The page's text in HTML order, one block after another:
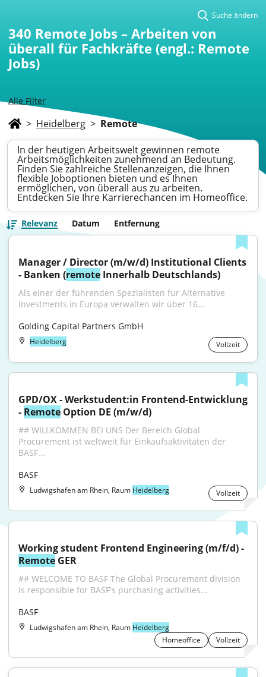
Alle Filter
Suche ändern
340 Remote Jobs – Arbeiten von
überall für Fachkräfte (engl.: Remote
Jobs)
> Heidelberg > Remote
In der heutigen Arbeitswelt gewinnen remote
Arbeitsmöglichkeiten zunehmend an Bedeutung.
Finden Sie zahlreiche Stellenanzeigen, die Ihnen
flexible Joboptionen bieten und es Ihnen
ermöglichen, von überall aus zu arbeiten.
Entdecken Sie Ihre Karrierechancen im Homeoffice.
Relevanz Datum Entfernung
Manager / Director (m/w/d) Institutional Clients
- Banken (remote Innerhalb Deutschlands)
Als einer der führenden Spezialisten fur Alternative
Investments in Europa verwalten wir über 16...
Golding Capital Partners GmbH
Heidelberg Vollzeit
GPD/OX - Werkstudent:in Frontend-Entwicklung
- Remote Option DE (m/w/d)
## WILLKOMMEN BEI UNS Der Bereich Global
Procurement ist weltweit für Einkaufsaktivitäten der
BASF...
BASF
Ludwigshafen am Rhein, Raum Heidelberg Vollzeit
Remote GER
## WELCOME TO BASF The Global Procurement division
is responsible for BASF's purchasing activities...
BASF
Ludwigshafen am Rhein, Raum Heidelberg
Homeoffice
Vollzeit